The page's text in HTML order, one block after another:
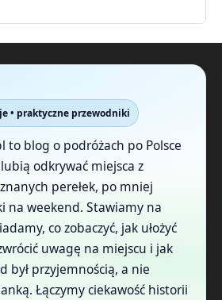
• praktyczne przewodniki
to blog o podróżach po Polsce
odkrywać miejsca z
perełek, po mniej
na weekend. Stawiamy na
co zobaczyć, jak ułożyć
uwagę na miejscu i jak
był przyjemnością, a nie
Łączymy ciekawość historii